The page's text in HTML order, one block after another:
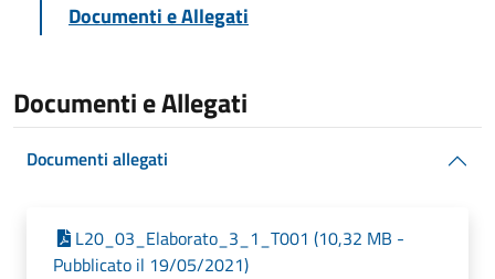
Documenti e Allegati
Documenti e Allegati
Documenti allegati
L20_03_Elaborato_3_1_T001 (10,32 MB -
Pubblicato il 19/05/2021)